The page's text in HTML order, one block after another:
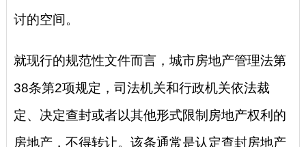
讨的空间。
就现行的规范性文件而言，城市房地产管理法第
38条第2项规定，司法机关和行政机关依法裁
定、决定查封或者以其他形式限制房地产权利的
房地产，不得转让。该条通常是认定查封房地产